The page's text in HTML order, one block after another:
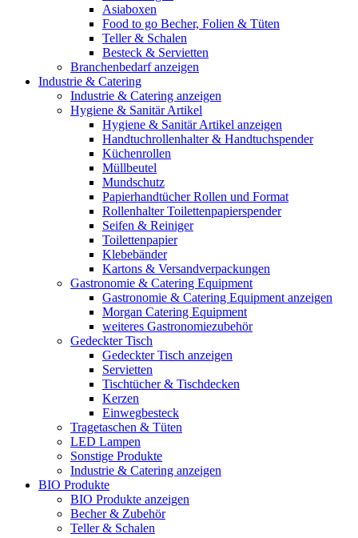
Asiaboxen
Food to go Becher, Folien & Tüten
Teller & Schalen
Besteck & Servietten
Branchenbedarf anzeigen
Industrie & Catering
Industrie & Catering anzeigen
Hygiene & Sanitär Artikel
Hygiene & Sanitär Artikel anzeigen
Handtuchrollenhalter & Handtuchspender
Küchenrollen
Müllbeutel
Mundschutz
Papierhandtücher Rollen und Format
Rollenhalter Toilettenpapierspender
Seifen & Reiniger
Toilettenpapier
Klebebänder
Kartons & Versandverpackungen
Gastronomie & Catering Equipment
Gastronomie & Catering Equipment anzeigen
Morgan Catering Equipment
weiteres Gastronomiezubehör
Gedeckter Tisch
Gedeckter Tisch anzeigen
Servietten
Tischtücher & Tischdecken
Kerzen
Einwegbesteck
Tragetaschen & Tüten
LED Lampen
Sonstige Produkte
Industrie & Catering anzeigen
BIO Produkte
BIO Produkte anzeigen
Becher & Zubehör
Teller & Schalen